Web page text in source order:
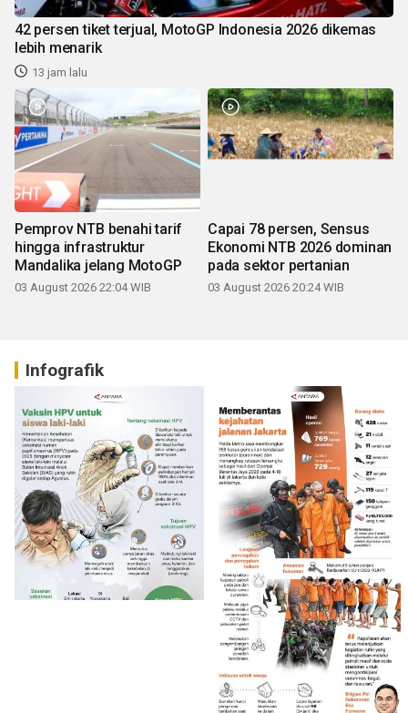
42 persen tiket terjual, MotoGP Indonesia 2026 dikemas
lebih menarik
13 jam lalu
Pemprov NTB benahi tarif
hingga infrastruktur
Mandalika jelang MotoGP
03 August 2026 22:04 WIB
Capai 78 persen, Sensus
Ekonomi NTB 2026 dominan
pada sektor pertanian
03 August 2026 20:24 WIB
Infografik